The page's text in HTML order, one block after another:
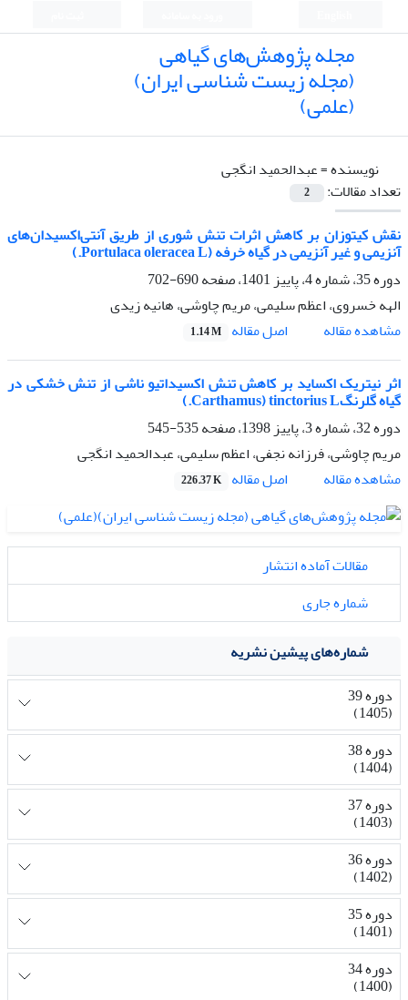
مجله پژوهش‌های گیاهی
(مجله زیست شناسی ایران)
(علمی)
نویسنده =عبدالحمید انگجی
تعداد مقالات:
2
نقش کیتوزان بر کاهش اثرات تنش شوری از طریق آنتی‌اکسیدان‌های
آنزیمی و غیر آنزیمی در گیاه خرفه (Portulaca oleracea L.)
دوره 35، شماره 4، پاییز 1401، صفحه
690-702
الهه خسروی، اعظم سلیمی، مریم چاوشی، هانیه زیدی
مشاهده مقاله
اصل مقاله 1.14 M
اثر نیتریک اکساید بر کاهش تنش اکسیداتیو ناشی از تنش خشکی در
گیاه گلرنگCarthamus) tinctorius L.)
دوره 32، شماره 3، پاییز 1398، صفحه
535-545
مریم چاوشی، فرزانه نجفی، اعظم سلیمی، عبدالحمید انگجی
مشاهده مقاله
اصل مقاله 226.37 K
مقالات آماده انتشار
شماره جاری
شماره‌های پیشین نشریه
دوره 39
(1405)
دوره 38
(1404)
دوره 37
(1403)
دوره 36
(1402)
دوره 35
(1401)
دوره 34
(1400)